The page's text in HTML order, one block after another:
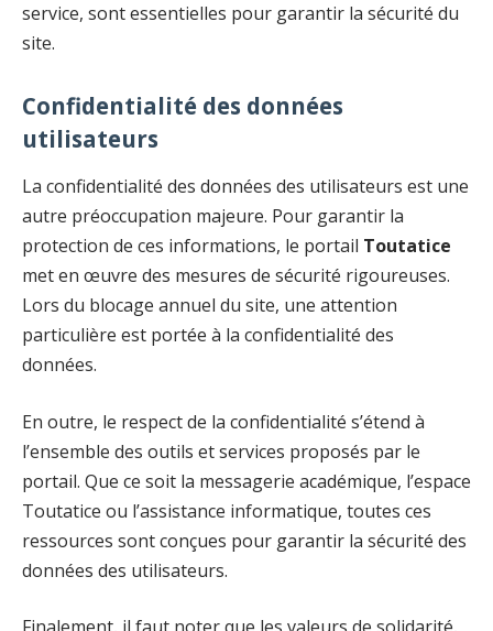
service, sont essentielles pour garantir la sécurité du
site.
Confidentialité des données
utilisateurs
La confidentialité des données des utilisateurs est une
autre préoccupation majeure. Pour garantir la
protection de ces informations, le portail Toutatice
met en œuvre des mesures de sécurité rigoureuses.
Lors du blocage annuel du site, une attention
particulière est portée à la confidentialité des
données.
En outre, le respect de la confidentialité s’étend à
l’ensemble des outils et services proposés par le
portail. Que ce soit la messagerie académique, l’espace
Toutatice ou l’assistance informatique, toutes ces
ressources sont conçues pour garantir la sécurité des
données des utilisateurs.